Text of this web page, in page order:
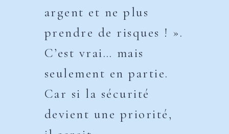
argent et ne plus
prendre de risques ! ».
C’est vrai… mais
seulement en partie.
Car si la sécurité
devient une priorité,